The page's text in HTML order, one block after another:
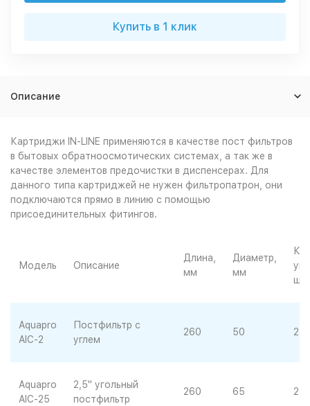
Купить в 1 клик
Описание
Картриджи IN-LINE применяются в качестве пост фильтров
в бытовых обратноосмотических системах, а так же в
качестве элементов предочистки в диспенсерах. Для
данного типа картриджей не нужен фильтропатрон, они
подключаются прямо в линию с помощью
присоединительных фитингов.
Модель Описание
Длина,
мм
Диаметр,
мм
шт.
Aquapro
AIC-2
Постфильтр с
углем
260 50 25
Aquapro
AIC-25
2,5" угольный
постфильтр
260 65 24